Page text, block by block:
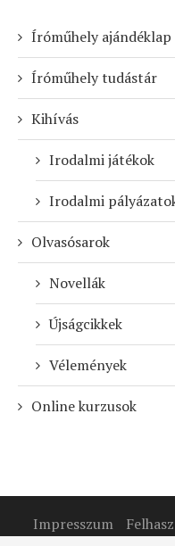
Íróműhely ajándéklap
Íróműhely tudástár
Kihívás
Irodalmi játékok
Irodalmi
Olvasósarok
Novellák
Újságcikkek
Vélemények
Online kurzusok
Impresszum